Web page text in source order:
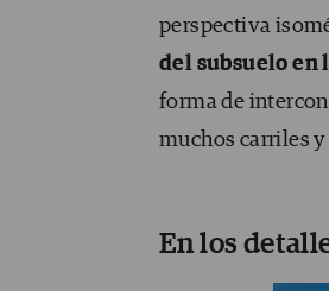
perspectiva
del subsuelo en
forma de
muchos carriles
En los